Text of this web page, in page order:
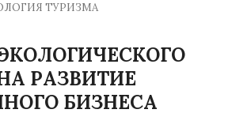
ТУРИЗМА
РАЗВИТИЕ
БИЗНЕСА